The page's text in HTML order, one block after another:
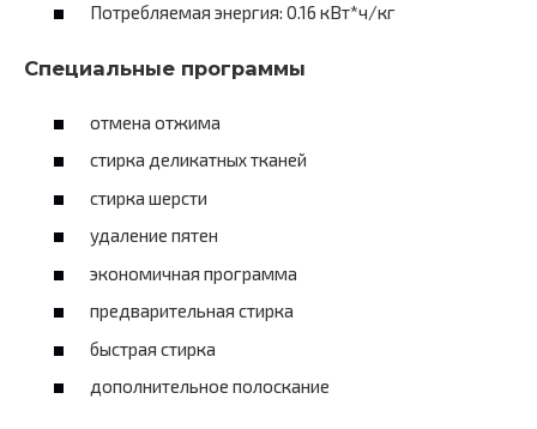
Потребляемая энергия: 0.16 кВт*ч/кг
Специальные программы
отмена отжима
стирка деликатных тканей
стирка шерсти
удаление пятен
экономичная программа
предварительная стирка
быстрая стирка
дополнительное полоскание